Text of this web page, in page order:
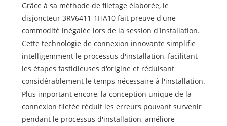
Grâce à sa méthode de filetage élaborée, le
disjoncteur 3RV6411-1HA10 fait preuve d'une
commodité inégalée lors de la session d'installation.
Cette technologie de connexion innovante simplifie
intelligemment le processus d'installation, facilitant
les étapes fastidieuses d'origine et réduisant
considérablement le temps nécessaire à l'installation.
Plus important encore, la conception unique de la
connexion filetée réduit les erreurs pouvant survenir
pendant le processus d'installation, améliore